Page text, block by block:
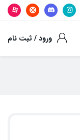
ورود / ثبت نام